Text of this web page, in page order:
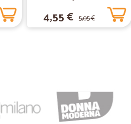
della pasta all'aglio in tubetti. Sinceramente
R.
4,55 € 5,05 €